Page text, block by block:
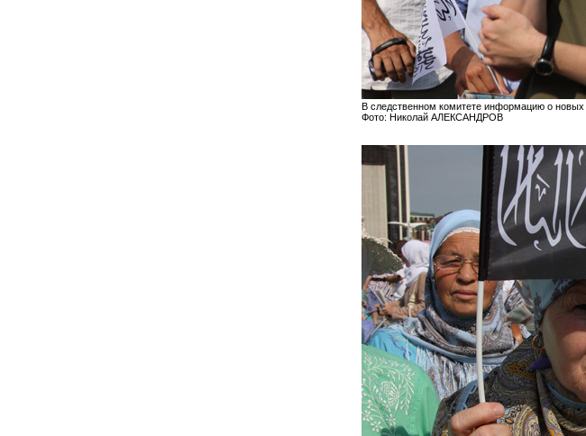
В следственном комитете информацию о новых
Фото: Николай АЛЕКСАНДРОВ